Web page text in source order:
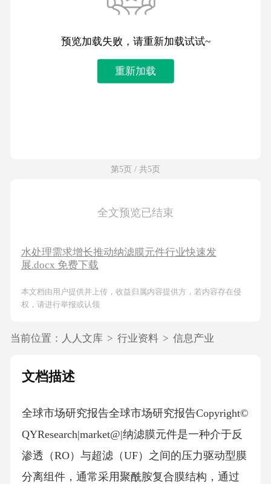
预览加载失败，请重新加载试试~
重新加载
第5页 / 共5页
全文预览已结束
水处理需求增长推动纳滤膜元件行业快速发
展.docx 免费下载
本文档由用户提供并上传，收益归属内容提供方，若内容存在侵
权，请进行举报或认领
当前位置： 人人文库 > 行业资料 > 信息产业
文档描述
全球市场研究报告全球市场研究报告Copyright©
QYResearch|market@|纳滤膜元件是一种介于反
渗透（RO）与超滤（UF）之间的压力驱动型膜
分离组件，通常采用聚酰胺复合膜结构，通过